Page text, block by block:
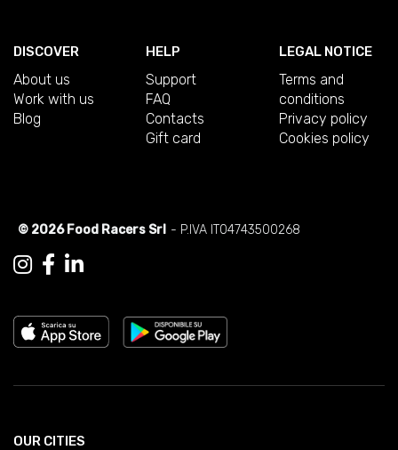
DISCOVER
About us
Work with us
Blog
HELP
Support
FAQ
Contacts
Gift card
LEGAL NOTICE
Terms and
conditions
Privacy policy
Cookies policy
© 2026 Food Racers Srl - P.IVA IT04743500268
OUR CITIES